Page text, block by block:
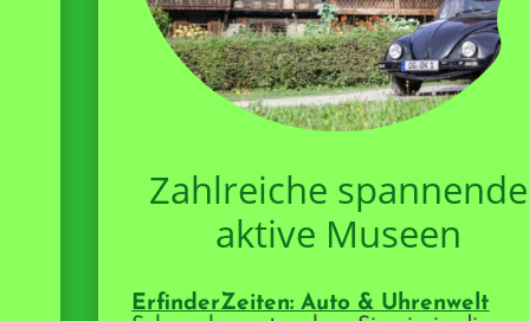
Zahlreiche spannende
aktive Museen
ErfinderZeiten: Auto & Uhrenwelt